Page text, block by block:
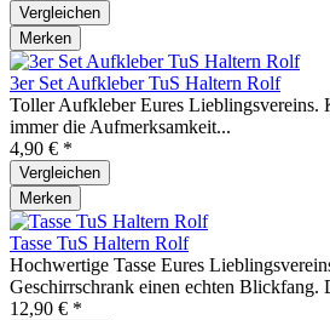
Vergleichen
Merken
3er Set Aufkleber TuS Haltern Rolf
Toller Aufkleber Eures Lieblingsvereins.
immer die Aufmerksamkeit...
4,90 € *
Vergleichen
Merken
Tasse TuS Haltern Rolf
Hochwertige Tasse Eures
Geschirrschrank einen echten Blickfang.
12,90 € *